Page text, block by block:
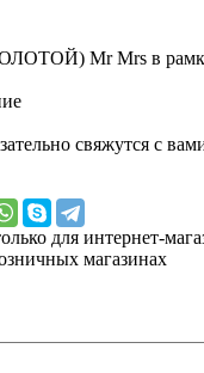
Mr Mrs в
свяжутся с
для интернет-
магазинах